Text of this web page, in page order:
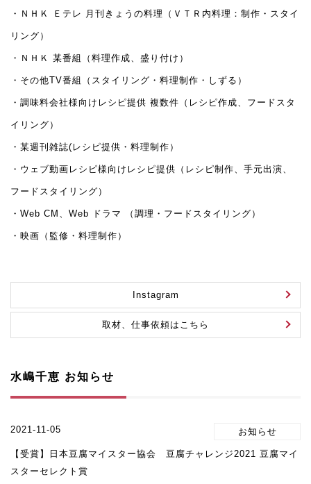
・ＮＨＫ Ｅテレ 月刊きょうの料理（ＶＴＲ内料理：制作・スタイ
リング）
・ＮＨＫ 某番組（料理作成、盛り付け）
・その他TV番組（スタイリング・料理制作・しずる）
・調味料会社様向けレシピ提供 複数件（レシピ作成、フードスタ
イリング）
・某週刊雑誌(レシピ提供・料理制作）
・ウェブ動画レシピ様向けレシピ提供（レシピ制作、手元出演、
フードスタイリング）
・Web CM、Web ドラマ （調理・フードスタイリング）
・映画（監修・料理制作）
Instagram
取材、仕事依頼はこちら
水嶋千恵 お知らせ
2021-11-05
【受賞】日本豆腐マイスター協会 豆腐チャレンジ2021 豆腐マイ
スターセレクト賞